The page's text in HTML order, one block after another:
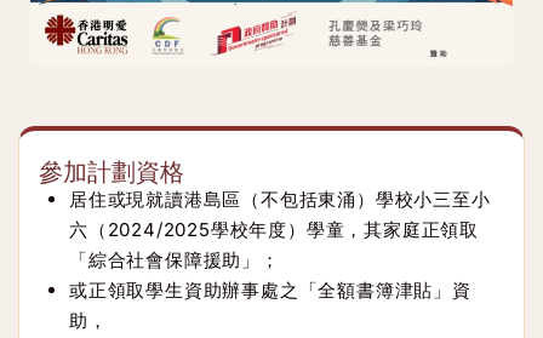
參加計劃資格
居住或現就讀港島區（不包括東涌）學校小三至小
六（2024/2025學校年度）學童，其家庭正領取
「綜合社會保障援助」；
或正領取學生資助辦事處之「全額書簿津貼」資
助，